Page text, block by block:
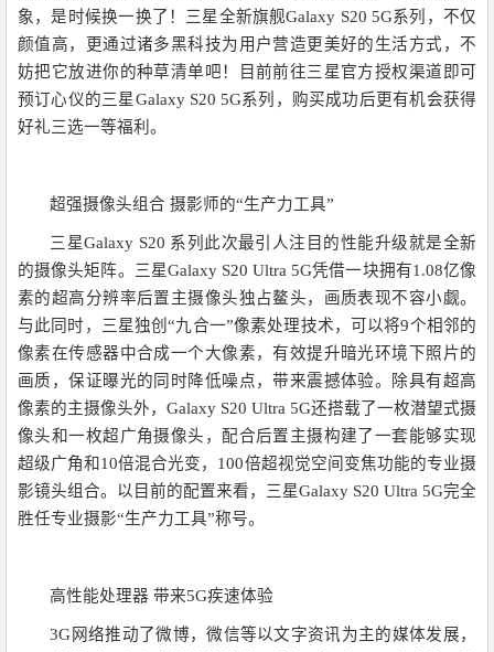
象，是时候换一换了！三星全新旗舰Galaxy S20 5G系列，不仅
颜值高，更通过诸多黑科技为用户营造更美好的生活方式，不
妨把它放进你的种草清单吧！目前前往三星官方授权渠道即可
预订心仪的三星Galaxy S20 5G系列，购买成功后更有机会获得
好礼三选一等福利。
超强摄像头组合 摄影师的“生产力工具”
三星Galaxy S20 系列此次最引人注目的性能升级就是全新
的摄像头矩阵。三星Galaxy S20 Ultra 5G凭借一块拥有1.08亿像
素的超高分辨率后置主摄像头独占鳌头，画质表现不容小觑。
与此同时，三星独创“九合一”像素处理技术，可以将9个相邻的
像素在传感器中合成一个大像素，有效提升暗光环境下照片的
画质，保证曝光的同时降低噪点，带来震撼体验。除具有超高
像素的主摄像头外，Galaxy S20 Ultra 5G还搭载了一枚潜望式摄
像头和一枚超广角摄像头，配合后置主摄构建了一套能够实现
超级广角和10倍混合光变，100倍超视觉空间变焦功能的专业摄
影镜头组合。以目前的配置来看，三星Galaxy S20 Ultra 5G完全
胜任专业摄影“生产力工具”称号。
高性能处理器 带来5G疾速体验
3G网络推动了微博，微信等以文字资讯为主的媒体发展，